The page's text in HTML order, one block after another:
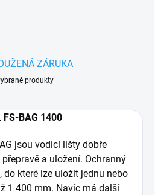
ZÁRUKA
produkty
FS-BAG 1400
jsou vodicí lišty dobře
a uložení. Ochranný
které lze uložit jednu nebo
1 400 mm. Navíc má další